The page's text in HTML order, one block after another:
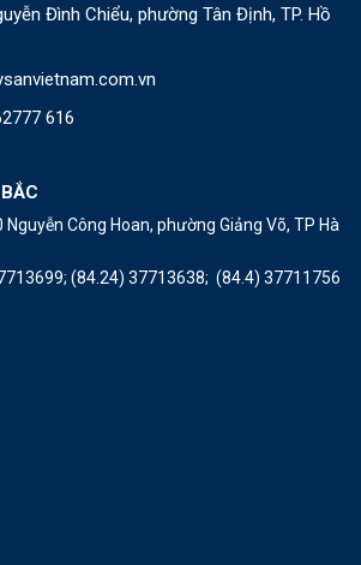
Đình Chiểu, phường Tân Định, TP. Hồ
616
Công Hoan, phường Giảng Võ, TP Hà
(84.24) 37713638; (84.4) 37711756